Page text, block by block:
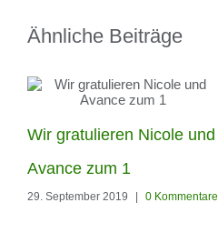
Ähnliche Beiträge
Wir gratulieren Nicole und
Avance zum 1
29. September 2019 | 0 Kommentare